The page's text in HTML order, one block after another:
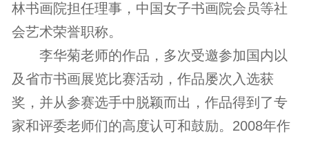
林书画院担任理事，中国女子书画院会员等社
会艺术荣誉职称。
李华菊老师的作品，多次受邀参加国内以
及省市书画展览比赛活动，作品屡次入选获
奖，并从参赛选手中脱颖而出，作品得到了专
家和评委老师们的高度认可和鼓励。2008年作